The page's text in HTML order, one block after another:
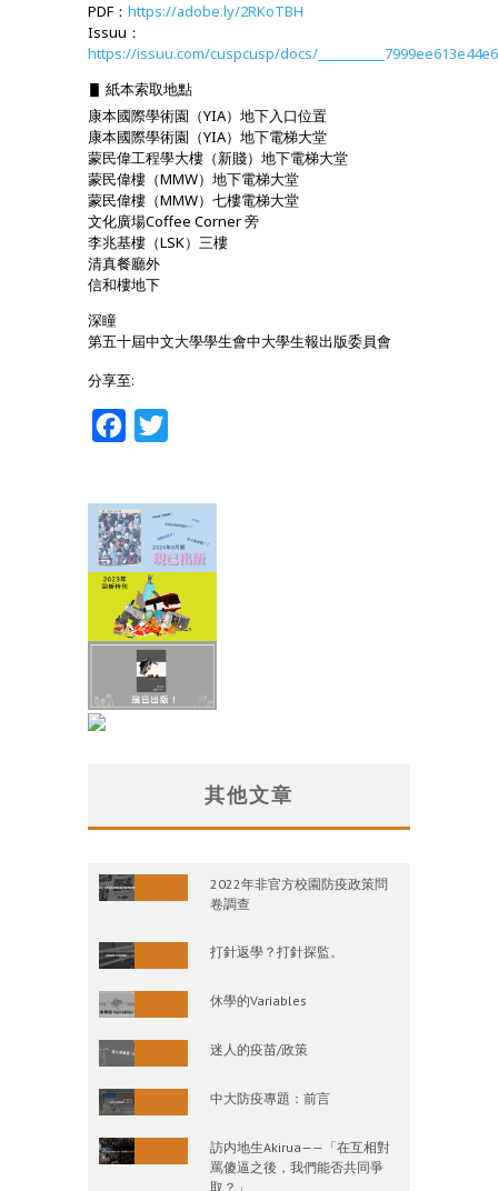
PDF： https://adobe.ly/2RKoTBH
Issuu：
https://issuu.com/cuspcusp/docs/__________7999ee613e44e6
▋ 紙本索取地點
康本國際學術園（YIA）地下入口位置
康本國際學術園（YIA）地下電梯大堂
蒙民偉工程學大樓（新賤）地下電梯大堂
蒙民偉樓（MMW）地下電梯大堂
蒙民偉樓（MMW）七樓電梯大堂
文化廣場Coffee Corner 旁
李兆基樓（LSK）三樓
清真餐廳外
信和樓地下
深瞳
第五十屆中文大學學生會中大學生報出版委員會
分享至:
Facebook
其他文章
2022年非官方校園防疫政策問
卷調查
打針返學？打針探監。
休學的Variables
迷人的疫苗/政策
中大防疫專題：前言
訪内地生Akirua——「在互相對
罵傻逼之後，我們能否共同爭
取？」